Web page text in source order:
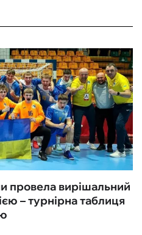
провела вирішальний
– турнірна таблиця